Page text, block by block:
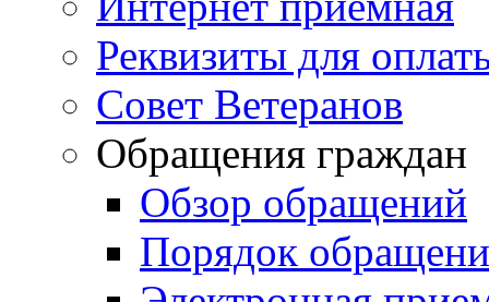
Реквизиты для
Совет Ветеранов
Обращения граждан
Обзор обращений
Порядок